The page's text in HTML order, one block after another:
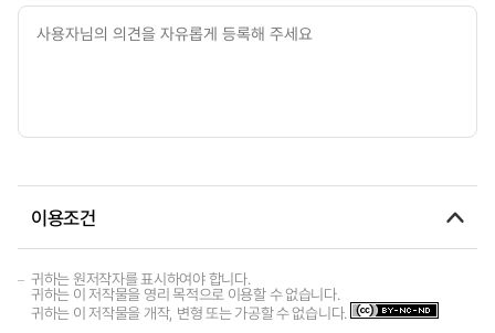
이용조건
귀하는 원저작자를 표시하여야 합니다.
귀하는 이 저작물을 영리 목적으로 이용할 수 없습니다.
귀하는 이 저작물을 개작, 변형 또는 가공할 수 없습니다.